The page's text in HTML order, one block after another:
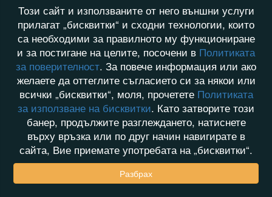
Този сайт и използваните от него външни услуги
прилагат „бисквитки“ и сходни технологии, които
са необходими за правилното му функциониране
и за постигане на целите, посочени в Политиката
за поверителност. За повече информация или ако
желаете да оттеглите съгласието си за някои или
всички „бисквитки“, моля, прочетете Политиката
за използване на бисквитки. Като затворите този
банер, продължите разглеждането, натиснете
върху връзка или по друг начин навигирате в
сайта, Вие приемате употребата на „бисквитки“.
Разбрах